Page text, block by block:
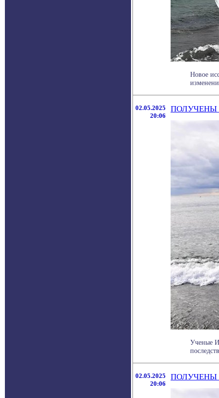
Новое
02.05.2025
20:06
ПОЛУЧЕНЫ
Ученые
02.05.2025
20:06
ПОЛУЧЕНЫ